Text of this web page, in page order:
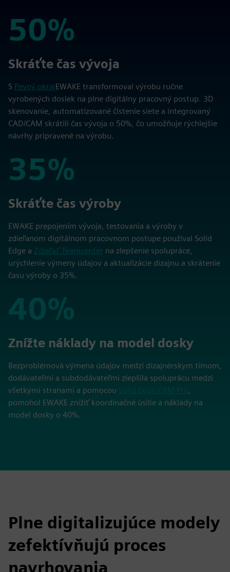
50%
50%
Skráťte čas vývoja
S Pevný okrajEWAKE transformoval výrobu ručne
vyrobených dosiek na plne digitálny pracovný postup. 3D
skenovanie, automatizované čistenie siete a integrovaný
CAD/CAM skrátili čas vývoja o 50%, čo umožňuje rýchlejšie
návrhy pripravené na výrobu.
35%
35%
Skráťte čas výroby
EWAKE prepojením vývoja, testovania a výroby v
zdieľanom digitálnom pracovnom postupe používal Solid
Edge a Zdieľať Teamcenter na zlepšenie spolupráce,
urýchlenie výmeny údajov a aktualizácie dizajnu a skrátenie
času výroby o 35%.
40%
40%
Znížte náklady na model dosky
Bezproblémová výmena údajov medzi dizajnérskym tímom,
dodávateľmi a subdodávateľmi zlepšila spoluprácu medzi
všetkými stranami a pomocou
,
pomohol EWAKE znížiť koordinačné úsilie a náklady na
model dosky o 40%.
Plne digitalizujúce modely
zefektívňujú proces
navrhovania